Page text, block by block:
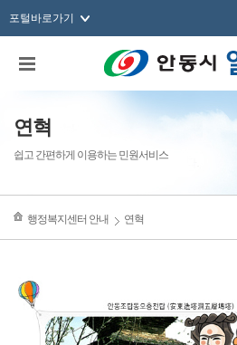
포털바로가기
연혁
쉽고 간편하게 이용하는 민원서비스
행정복지센터 안내 연혁